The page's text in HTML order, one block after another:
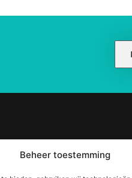
Beheer toestemming